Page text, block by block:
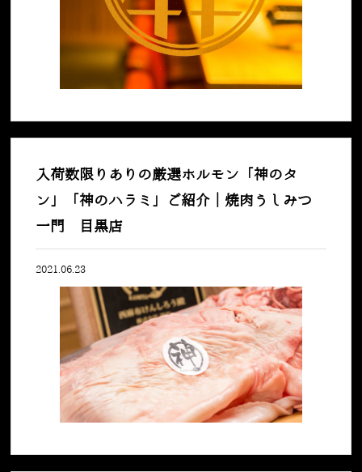
入荷数限りありの厳選ホルモン「神のタ
ン」「神のハラミ」ご紹介｜焼肉うしみつ
一門 目黒店
2021.06.23